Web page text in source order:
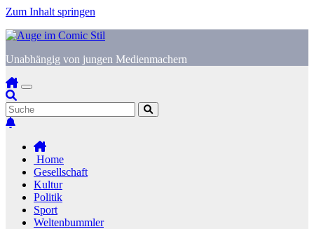
Zum Inhalt springen
Unabhängig von jungen Medienmachern
Home
Gesellschaft
Kultur
Politik
Sport
Weltenbummler